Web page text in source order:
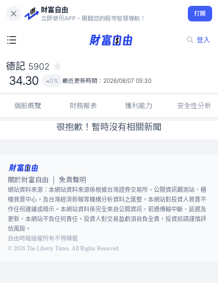
財富自由
立即使用APP，開啟您的股市智慧導航！
打開
登入
34.30
0%
德記 5902
34.30 0% 最近更新時間： 2026/08/07 05:30
個股概覽 財務報表 獲利能力 安全性分析
很抱歉！暫時沒有相關新聞
關於財富自由 免責聲明
網站資料來源：本網站資料來源係根據台灣證券交易所、公開資訊觀測站、櫃
檯買賣中心，及台灣經濟新報等機構分析資料之匯整，本網站對投資人買賣不
作任何建議或暗示。本網站資料係完全來自公開資訊，若遇傳輸中斷、延遲及
更新，本網站不負任何責任。投資人對交易盈虧須自負全責，投資前請謹慎評
估風險。
自由時報版權所有不得轉載
© 2026 The Liberty Times. All Rights Reserved.